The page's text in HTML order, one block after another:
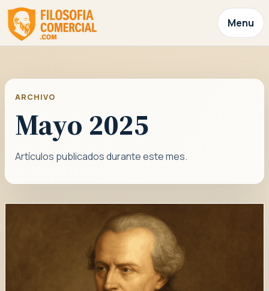
Menu
ARCHIVO
Mayo 2025
Artículos publicados durante este mes.